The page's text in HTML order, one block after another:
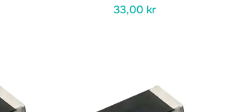
33,00 kr